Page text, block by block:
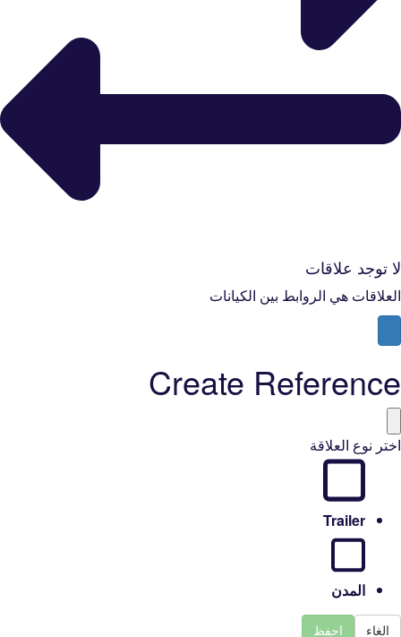
لا توجد علاقات
العلاقات هي الروابط بين الكيانات
Create Reference
اختر نوع العلاقة
Trailer
المدن
الغاء احفظ